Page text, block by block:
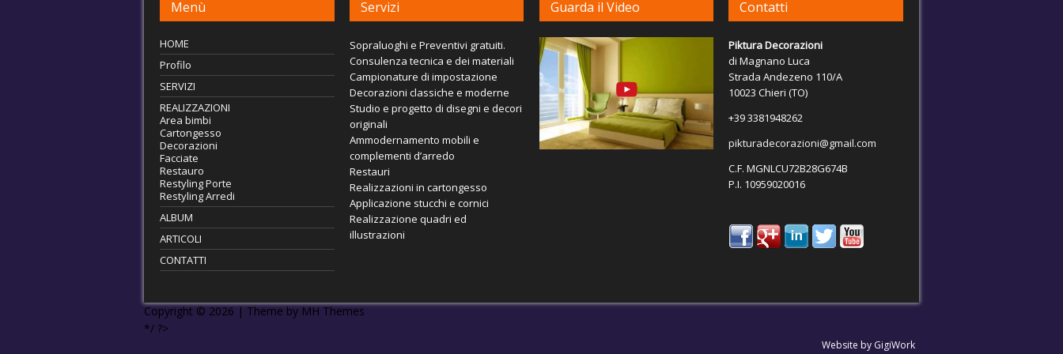
Menù
HOME
Profilo
SERVIZI
REALIZZAZIONI
Area bimbi
Cartongesso
Decorazioni
Facciate
Restauro
Restyling Porte
Restyling Arredi
ALBUM
ARTICOLI
CONTATTI
Servizi
Sopraluoghi e Preventivi gratuiti.
Consulenza tecnica e dei materiali
Campionature di impostazione
Decorazioni classiche e moderne
Studio e progetto di disegni e decori
originali
Ammodernamento mobili e
complementi d’arredo
Restauri
Realizzazioni in cartongesso
Applicazione stucchi e cornici
Realizzazione quadri ed
illustrazioni
Guarda il Video Contatti
Piktura Decorazioni
di Magnano Luca
Strada Andezeno 110/A
10023 Chieri (TO)
+39 3381948262
pikturadecorazioni@gmail.com
C.F. MGNLCU72B28G674B
P.I. 10959020016
Copyright © 2026 | Theme byMH Themes
*/ ?>
Website by GigiWork